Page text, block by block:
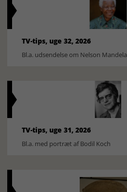
TV-tips, uge 32, 2026
Bl.a. udsendelse om Nelson Mandela
TV-tips, uge 31, 2026
Bl.a. med portræt af Bodil Koch